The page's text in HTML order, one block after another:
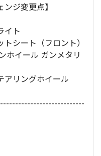
ジ変更点】
イト
シート（フロント）
ホイール ガンメタリ
アリングホイール